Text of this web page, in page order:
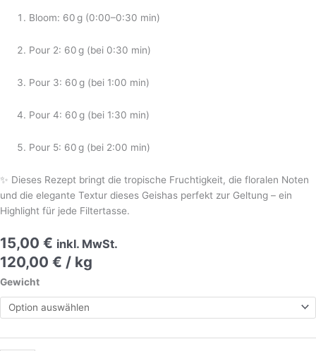
Bloom: 60 g (0:00–0:30 min)
Pour 2: 60 g (bei 0:30 min)
Pour 3: 60 g (bei 1:00 min)
Pour 4: 60 g (bei 1:30 min)
Pour 5: 60 g (bei 2:00 min)
✨ Dieses Rezept bringt die tropische Fruchtigkeit, die floralen Noten
und die elegante Textur dieses Geishas perfekt zur Geltung – ein
Highlight für jede Filtertasse.
15,00 € inkl. MwSt.
120,00 € / kg
Gewicht